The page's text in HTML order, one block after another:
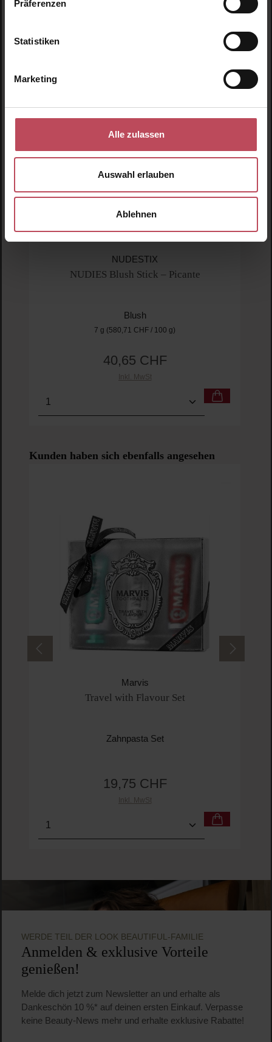
Präferenzen
Statistiken
Marketing
Alle zulassen
Auswahl erlauben
Ablehnen
NUDESTIX
NUDIES Blush Stick – Picante
Blush
7 g (580,71 CHF / 100 g)
Regulärer Preis:
40,65 CHF
Inkl. MwSt
Produkt Anzahl: Gib den gewünschten Wert
Produktgalerie überspringen
Kunden haben sich ebenfalls angesehen
Marvis
Travel with Flavour Set
Zahnpasta Set
Regulärer Preis:
19,75 CHF
Inkl. MwSt
Produkt Anzahl: Gib den gewünschten Wert
WERDE TEIL DER LOOK BEAUTIFUL-FAMILIE
Anmelden & exklusive Vorteile
genießen!
Melde dich jetzt zum Newsletter an und erhalte als
Dankeschön 10 %* auf deinen ersten Einkauf. Verpasse
keine Beauty-News mehr und erhalte exklusive Rabatte!